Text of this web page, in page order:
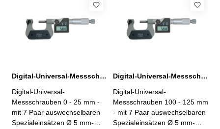
Digital-Universal-Messschrauben 0 - 25 mm mit auswechselbaren Einsätzen
Digital-Universal-
Messschrauben 0 - 25 mm -
mit 7 Paar auswechselbaren
Spezialeinsätzen Ø 5 mm-
Digital-Universal-Messschrauben 100 - 125 mm mit auswechselbaren Einsätzen
Digital-Universal-
Messschrauben 100 - 125 mm
- mit 7 Paar auswechselbaren
Spezialeinsätzen Ø 5 mm-